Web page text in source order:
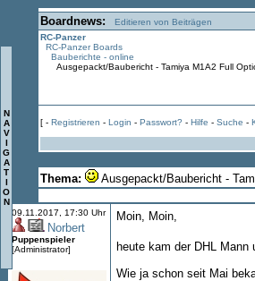
N
A
V
I
G
A
T
I
O
N
Boardnews: Editieren von Beiträgen
RC-Panzer
RC-Panzer Boards
Bauberichte - online
Ausgepackt/Baubericht - Tamiya M1A2 Full
[ - Registrieren - Login - Passwort? - Hilfe - Suche -
Thema: Ausgepackt/Baubericht -
09.11.2017, 17:30 Uhr
Norbert
Puppenspieler
[Administrator]
Moin, Moin,
heute kam der DHL
Wie ja schon seit Mai